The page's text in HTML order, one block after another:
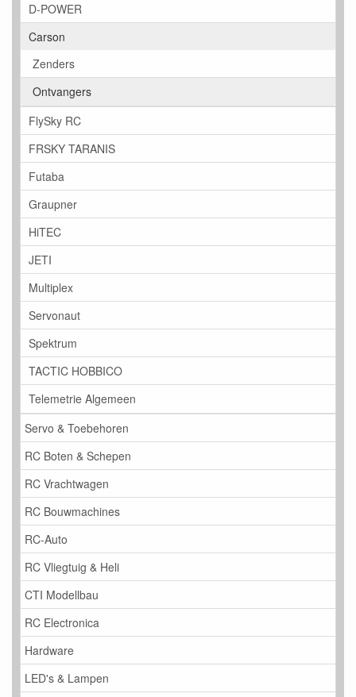
D-POWER
Carson
Zenders
Ontvangers
FlySky RC
FRSKY TARANIS
Futaba
Graupner
HiTEC
JETI
Multiplex
Servonaut
Spektrum
TACTIC HOBBICO
Telemetrie Algemeen
Servo & Toebehoren
RC Boten & Schepen
RC Vrachtwagen
RC Bouwmachines
RC-Auto
RC Vliegtuig & Heli
CTI Modellbau
RC Electronica
Hardware
LED's & Lampen